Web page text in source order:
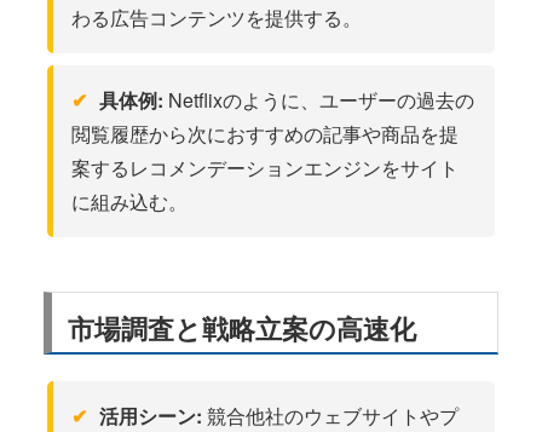
わる広告コンテンツを提供する。
具体例: Netflixのように、ユーザーの過去の
閲覧履歴から次におすすめの記事や商品を提
案するレコメンデーションエンジンをサイト
に組み込む。
市場調査と戦略立案の高速化
活用シーン: 競合他社のウェブサイトやプ